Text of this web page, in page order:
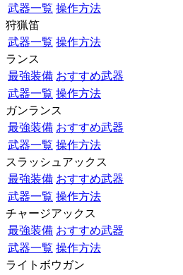
武器一覧 操作方法
狩猟笛
武器一覧 操作方法
ランス
最強装備 おすすめ武器
武器一覧 操作方法
ガンランス
最強装備 おすすめ武器
武器一覧 操作方法
スラッシュアックス
最強装備 おすすめ武器
武器一覧 操作方法
チャージアックス
最強装備 おすすめ武器
武器一覧 操作方法
ライトボウガン